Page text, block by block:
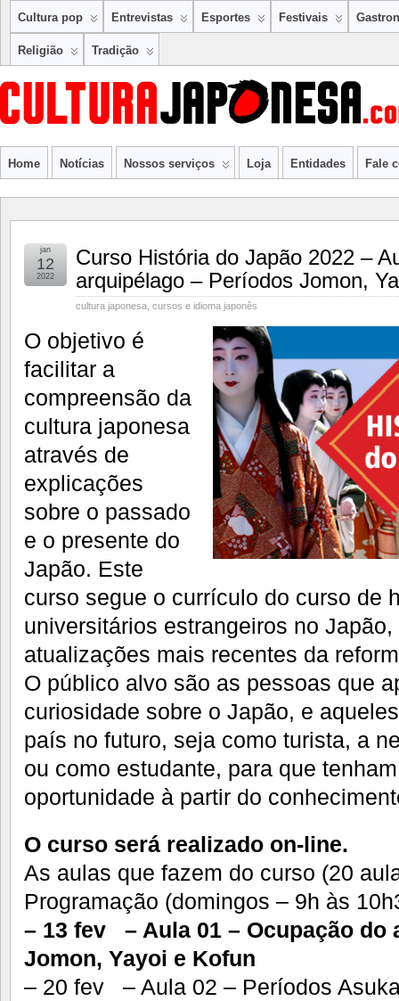
Cultura pop Entrevistas Esportes Festivais
Religião Tradição
Home Notícias Nossos serviços Loja Entidades Fale
Curso História do Japão 2022 –
arquipélago – Períodos Jomon,
cultura japonesa cursos e idioma japonês
jan
12
2022
O objetivo é
facilitar a
compreensão da
cultura japonesa
através de
explicações
sobre o passado
e o presente do
Japão. Este
curso segue o currículo do curso de
universitários estrangeiros no
atualizações mais recentes da
O público alvo são as pessoas que
curiosidade sobre o Japão, e
país no futuro, seja como turista, a
ou como estudante, para que
oportunidade à partir do
O curso será realizado on-line.
As aulas que fazem do curso (20
Programação (domingos – 9h às
– 13 fev – Aula 01 – Ocupação do
Jomon, Yayoi e Kofun
– 20 fev – Aula 02 – Períodos